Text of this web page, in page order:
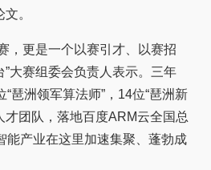
。
更是一个以赛引才、以赛招
大赛组委会负责人表示。三年
琶洲领军算法师”，14位“琶洲新
才团队，落地百度ARM云全国总
能产业在这里加速集聚、蓬勃成